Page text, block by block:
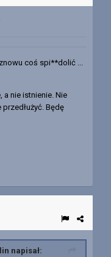
coś spi**dolić ...
a nie istnienie. Nie
Będę
napisał: